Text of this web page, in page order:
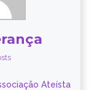
Ateísta